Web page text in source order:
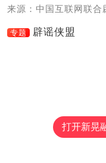
来源：中国互联网联合
专题 辟谣侠盟
打开新晃